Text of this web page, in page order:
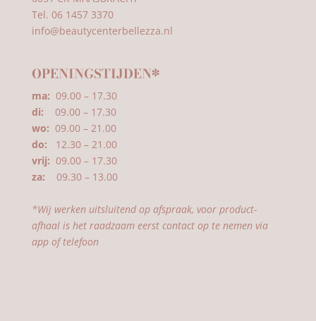
Tel. 06 1457 3370
info@beautycenterbellezza.nl
OPENINGSTIJDEN*
ma: 09.00 – 17.30
di: 09.00 – 17.30
wo: 09.00 – 21.00
do: 12.30 – 21.00
vrij: 09.00 – 17.30
za: 09.30 – 13.00
*Wij werken uitsluitend op afspraak, voor product-
afhaal is het raadzaam eerst contact op te nemen via
app of telefoon